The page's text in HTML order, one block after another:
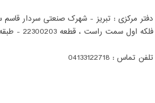
فلکه اول سمت راست ، قطعه 22300203 - طبقه بالای همکف
تلفن تماس : 04133122718